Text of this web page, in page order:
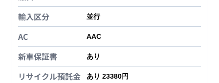
輸入区分 並行
AC AAC
新車保証書 あり
リサイクル預託金 あり 23380円